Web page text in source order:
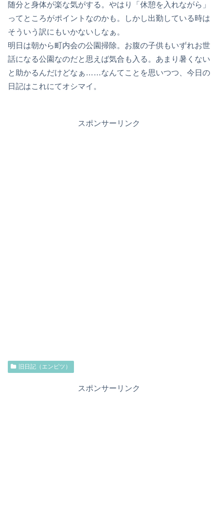
随分と身体が楽な気がする。やはり「休憩を入れながら」
ってところがポイントなのかも。しかし出勤している時は
そういう訳にもいかないしなぁ。
明日は朝から町内会の公園掃除。お腹の子供もいずれお世
話になる公園なのだと思えば気合も入る。あまり暑くない
と助かるんだけどなぁ……なんてことを思いつつ、今日の
日記はこれにてオシマイ。
スポンサーリンク
旧日記（エンピツ）
スポンサーリンク